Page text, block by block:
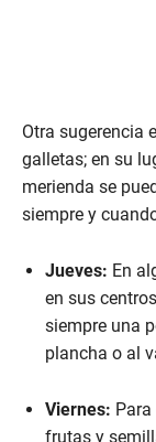
e
c
o
n
d
s
Otra sugerencia
galletas; en su
merienda se
siempre y
Jueves: En
en sus
siempre una
plancha o al
Viernes:
frutas y